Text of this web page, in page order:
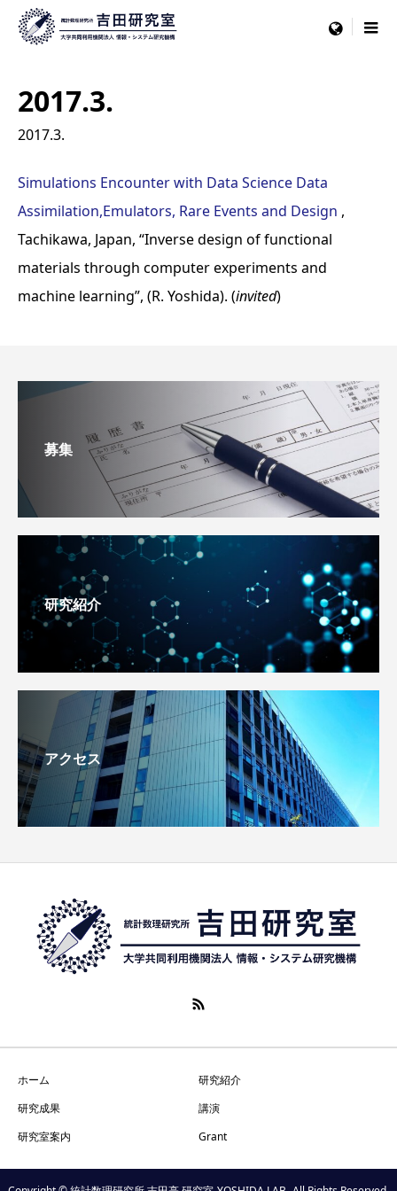
menu
2017.3.
2017.3.
Simulations Encounter with Data Science Data
Assimilation,Emulators, Rare Events and Design ,
Tachikawa, Japan, “Inverse design of functional
materials through computer experiments and
machine learning”, (R. Yoshida). (invited)
募集
研究紹介
アクセス
ホーム
研究紹介
研究成果
講演
研究室案内
Grant